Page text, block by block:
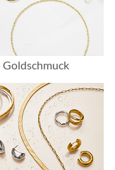
Goldschmuck